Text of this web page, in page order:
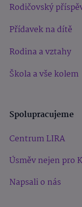
Rodičovský
Přídavek na dítě
Rodina a vztahy
Škola a vše kolem
Spolupracujeme
Centrum LIRA
Úsměv nejen pro
Napsali o nás